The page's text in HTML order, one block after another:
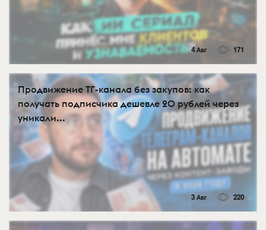
4 Авг 171
Продвижение ТГ-канала без закупов: как
получать подписчика дешевле 20 рублей через
уникали...
3 Авг 220